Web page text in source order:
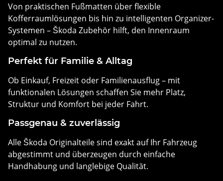
Von praktischen Fußmatten über flexible
Kofferraumlösungen bis hin zu intelligenten Organizer-
Systemen – Škoda Zubehör hilft, den Innenraum
optimal zu nutzen.
Perfekt für Familie & Alltag
Ob Einkauf, Freizeit oder Familienausflug – mit
funktionalen Lösungen schaffen Sie mehr Platz,
Struktur und Komfort bei jeder Fahrt.
Passgenau & zuverlässig
Alle Škoda Originalteile sind exakt auf Ihr Fahrzeug
abgestimmt und überzeugen durch einfache
Handhabung und langlebige Qualität.